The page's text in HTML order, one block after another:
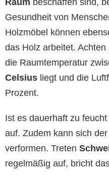
Gesundheit von
Holzmöbel können
das Holz arbeitet.
die Raumtemperatur
Celsius liegt und die
Prozent.
Ist es dauerhaft zu
auf. Zudem kann sich
verformen. Treten
regelmäßig auf, bricht